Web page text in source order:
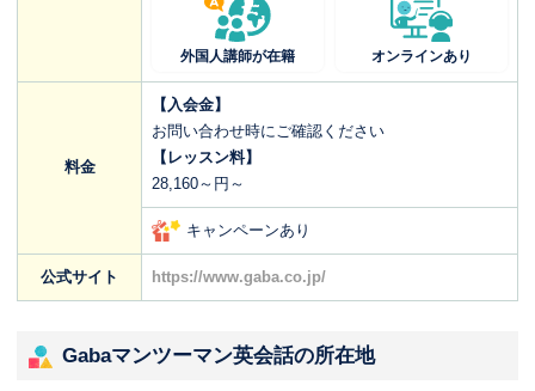
外国人講師が在籍 オンラインあり
料金
【入会金】
お問い合わせ時にご確認ください
【レッスン料】
28,160～円～
キャンペーンあり
公式サイト https://www.gaba.co.jp/
Gabaマンツーマン英会話の所在地